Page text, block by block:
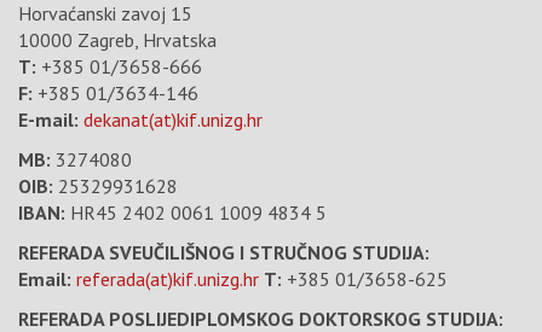
Horvaćanski zavoj 15
10000 Zagreb, Hrvatska
T: +385 01/3658-666
F: +385 01/3634-146
E-mail: dekanat(at)kif.unizg.hr
MB: 3274080
OIB: 25329931628
IBAN: HR45 2402 0061 1009 4834 5
REFERADA SVEUČILIŠNOG I STRUČNOG STUDIJA:
Email: referada(at)kif.unizg.hr T: +385 01/3658-625
REFERADA POSLIJEDIPLOMSKOG DOKTORSKOG STUDIJA: